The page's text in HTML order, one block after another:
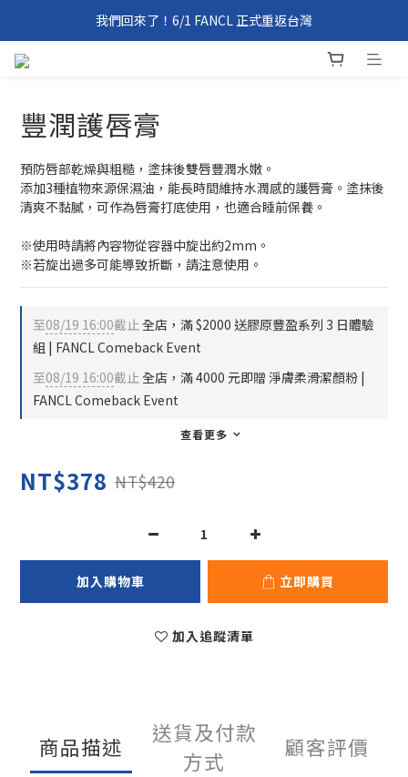
我們回來了！6/1 FANCL 正式重返台灣
我們回來了！6/1 FANCL 正式重返台灣
我們回來了！6/1 FANCL 正式重返台灣
豐潤護唇膏
預防唇部乾燥與粗糙，塗抹後雙唇豐潤水嫩。
添加3種植物來源保濕油，能長時間維持水潤感的護唇膏。塗抹後
清爽不黏膩，可作為唇膏打底使用，也適合睡前保養。
※使用時請將內容物從容器中旋出約2mm。
※若旋出過多可能導致折斷，請注意使用。
至08/19 16:00截止全店，滿 $2000 送膠原豐盈系列 3 日體驗
組 | FANCL Comeback Event
至08/19 16:00截止全店，滿 4000 元即贈 淨膚柔滑潔顏粉 |
FANCL Comeback Event
查看更多
NT$378 NT$420
加入購物車 立即購買
加入追蹤清單
商品描述
送貨及付款
方式
顧客評價